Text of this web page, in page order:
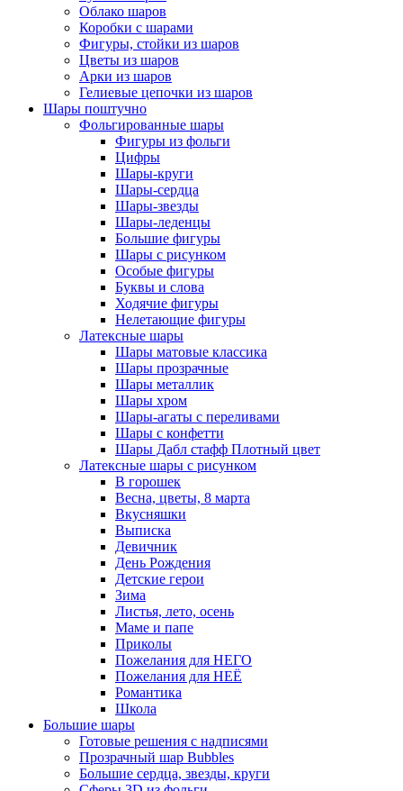
Облако шаров
Коробки с шарами
Фигуры, стойки из шаров
Цветы из шаров
Арки из шаров
Гелиевые цепочки из шаров
Шары поштучно
Фольгированные шары
Фигуры из фольги
Цифры
Шары-круги
Шары-сердца
Шары-звезды
Шары-леденцы
Большие фигуры
Шары с рисунком
Особые фигуры
Буквы и слова
Ходячие фигуры
Нелетающие фигуры
Латексные шары
Шары матовые классика
Шары прозрачные
Шары металлик
Шары хром
Шары-агаты с переливами
Шары с конфетти
Шары Дабл стафф Плотный цвет
Латексные шары с рисунком
В горошек
Весна, цветы, 8 марта
Вкусняшки
Выписка
Девичник
День Рождения
Детские герои
Зима
Листья, лето, осень
Маме и папе
Приколы
Пожелания для НЕГО
Пожелания для НЕЁ
Романтика
Школа
Большие шары
Готовые решения с надписями
Прозрачный шар Bubbles
Большие сердца, звезды, круги